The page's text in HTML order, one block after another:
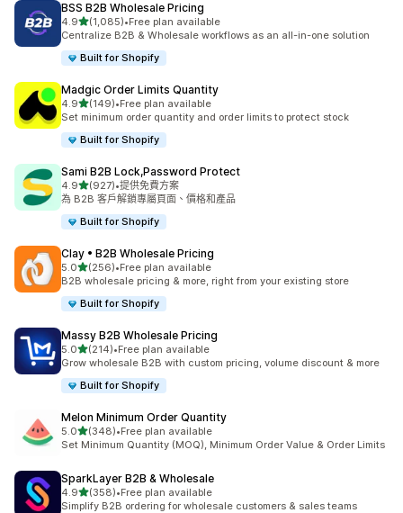
BSS B2B Wholesale Pricing
4.9滿分 5 顆星
(1,085)
共有 1085 則評價
•Free plan available
Centralize B2B & Wholesale workflows as an all-in-one solution
Built for Shopify
Madgic Order Limits Quantity
4.9滿分 5 顆星
(149)
共有 149 則評價
•Free plan available
Set minimum order quantity and order limits to protect stock
Built for Shopify
Sami B2B Lock,Password Protect
4.9滿分 5 顆星
(927)
共有 927 則評價
•提供免費方案
為 B2B 客戶解鎖專屬頁面、價格和產品
Built for Shopify
Clay • B2B Wholesale Pricing
5.0滿分 5 顆星
(256)
共有 256 則評價
•Free plan available
B2B wholesale pricing & more, right from your existing store
Built for Shopify
Massy B2B Wholesale Pricing
5.0滿分 5 顆星
(214)
共有 214 則評價
•Free plan available
Grow wholesale B2B with custom pricing, volume discount & more
Built for Shopify
Melon Minimum Order Quantity
5.0滿分 5 顆星
(348)
共有 348 則評價
•Free plan available
Set Minimum Quantity (MOQ), Minimum Order Value & Order Limits
SparkLayer B2B & Wholesale
4.9滿分 5 顆星
(358)
共有 358 則評價
•Free plan available
Simplify B2B ordering for wholesale customers & sales teams